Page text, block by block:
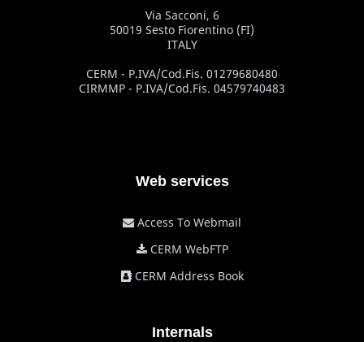
Via Sacconi, 6
50019 Sesto Fiorentino (FI)
ITALY
CERM - P.IVA/Cod.Fis. 01279680480
CIRMMP - P.IVA/Cod.Fis. 04579740483
Web services
Access To Webmail
CERM WebFTP
CERM Address Book
Internals